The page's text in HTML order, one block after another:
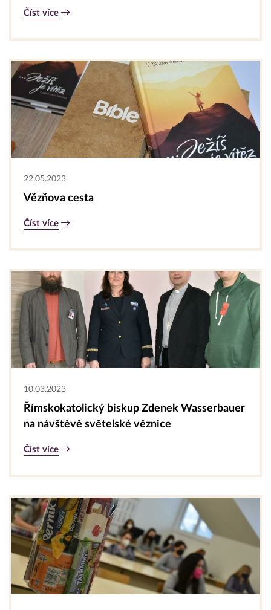
Číst více
22.05.2023
Vězňova cesta
Číst více
10.03.2023
Římskokatolický biskup Zdenek Wasserbauer
na návštěvě světelské věznice
Číst více